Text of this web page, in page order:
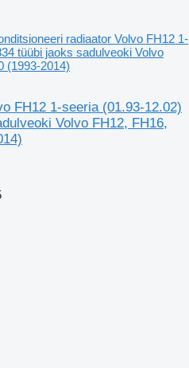
radiaator Volvo FH12 1-
tüübi jaoks sadulveoki Volvo
(1993-2014)
FH12 1-seeria (01.93-12.02)
Volvo FH12, FH16,